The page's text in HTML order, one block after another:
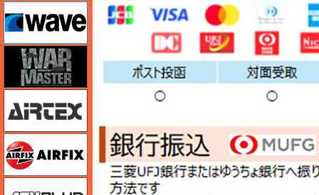
ウェーブ
ウォーマスターズ
エアフィックス
AFVクラブ